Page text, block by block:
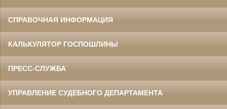
СПРАВОЧНАЯ ИНФОРМАЦИЯ
КАЛЬКУЛЯТОР ГОСПОШЛИНЫ
ПРЕСС-СЛУЖБА
УПРАВЛЕНИЕ СУДЕБНОГО ДЕПАРТАМЕНТА